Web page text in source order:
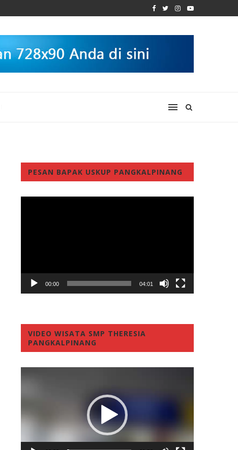
PESAN BAPAK USKUP PANGKALPINANG
00:00 04:01
VIDEO WISATA SMP THERESIA
PANGKALPINANG